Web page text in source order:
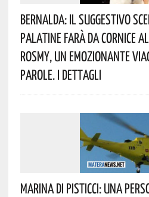
Bernalda: Il Suggestivo
Palatine Farà Da Cornice
Rosmy, Un Emozionante
Parole. I Dettagli
Marina Di Pisticci: Una